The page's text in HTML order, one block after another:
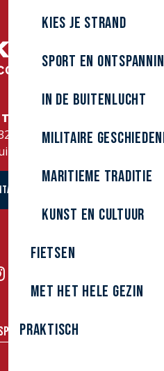
Kies je strand
Sport en
In de buitenlucht
Militaire
Maritieme traditie
kunst en cultuur
Fietsen
Met het hele gezin
Praktisch
OP MET
PERSGROEPEN